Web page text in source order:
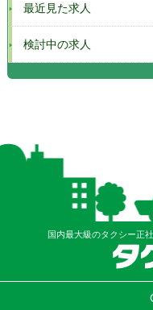
最近見た求人
検討中の求人
国内最大級のタクシー正